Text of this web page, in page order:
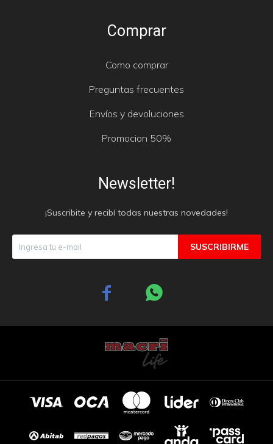
Comprar
Como comprar
Preguntas frecuentes
Envíos y devoluciones
Promocion 50%
Newsletter!
¡Suscribite y recibí todas nuestras novedades!
SUSCRIBIRME
 